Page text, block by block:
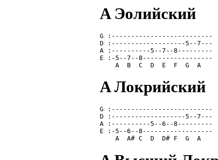
A Эолийский
G :--------------------------
D :-------------------5--7---
A :----------5--7--8---------
E :-5--7--8------------------
    A  B  C  D  E  F  G  A
A Локрийский
G :--------------------------
D :-------------------5--7---
A :----------5--6--8---------
E :-5--6--8------------------
    A  A# C  D  D# F  G  A